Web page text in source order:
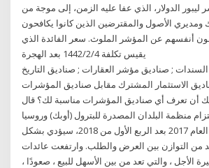
الدولار، الذي عفا عليه الزمن، إلى موجة من
ومديري الأصول والمقترضين الذين كانوا يكافحون
أنفسهم عن المؤشر الملوث. سعر الفائدة الذي
يقيس تكلفة 4‏‏/2‏‏/1442 بعد الهجرة
; صناديق مؤشر العقارات ; صناديق التاريخ
الاستثمار المشترك مقابل صناديق المؤشرات
أن تعرف أي صناديق المؤشرات مناسبة لك؟ قال
منظمة البلدان المصدرة للبترول (أوبك) وروسيا
بمستويات إنتاج العام 2017 بعد الربع الأول من 2018، سيؤدي بشكل
من التوازن بين العرض والطلب. وارتفعت عائدات
الأجل ، والتي تعد من بين الأسهل للبيع ، صعودًا ،